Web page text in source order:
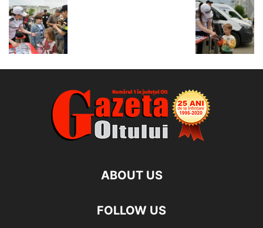
ABOUT US
FOLLOW US